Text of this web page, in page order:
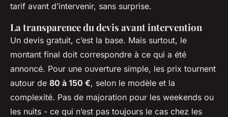
tarif avant d’intervenir, sans surprise.
La transparence du devis avant intervention
Un devis gratuit, c’est la base. Mais surtout, le
montant final doit correspondre à ce qui a été
annoncé. Pour une ouverture simple, les prix tournent
autour de 80 à 150 €, selon le modèle et la
complexité. Pas de majoration pour les weekends ou
les nuits - ce qui n’est pas toujours le cas chez les